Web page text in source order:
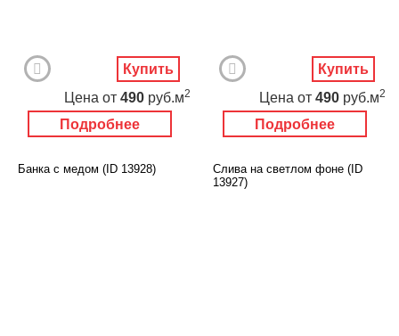
Подробнее
Цена от 490 руб.м2
Купить
Подробнее
Цена от 490 руб.м2
Купить
Банка с медом (ID 13928)
Слива на светлом фоне (ID
13927)